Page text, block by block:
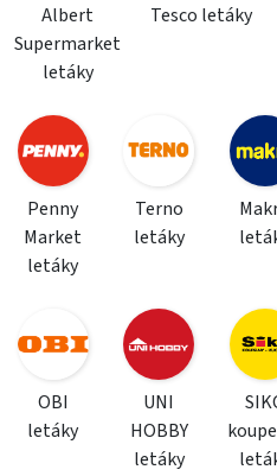
Albert
Supermarket
letáky
Tesco letáky
Penny
Market
letáky
Terno
letáky
OBI
letáky
UNI
HOBBY
letáky